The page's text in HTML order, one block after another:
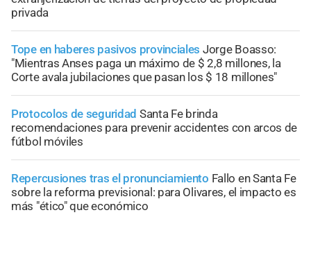
privada
Tope en haberes pasivos provinciales Jorge Boasso:
"Mientras Anses paga un máximo de $ 2,8 millones, la
Corte avala jubilaciones que pasan los $ 18 millones"
Protocolos de seguridad Santa Fe brinda
recomendaciones para prevenir accidentes con arcos de
fútbol móviles
Repercusiones tras el pronunciamiento Fallo en Santa Fe
sobre la reforma previsional: para Olivares, el impacto es
más "ético" que económico